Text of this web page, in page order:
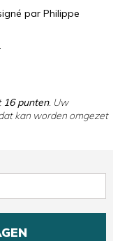
par Philippe
16punten. Uw
kan worden omgezet